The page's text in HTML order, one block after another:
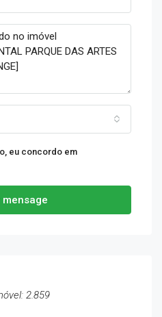
eu concordo em
mensage
2.859